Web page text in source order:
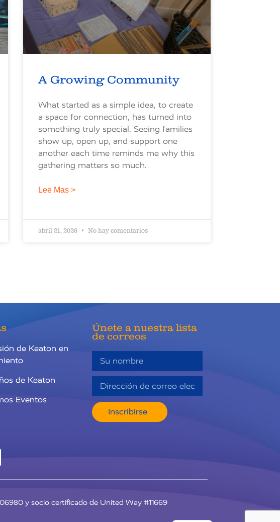
A Growing Community
What started as a simple idea, to create
a space for connection, has turned into
something truly special. Seeing families
show up, open up, and support one
another each time reminds me why this
gathering matters so much.
Lee Mas >
abril 21, 2026 No hay comentarios
de Keaton en
de Keaton
Eventos
Únete a nuestra lista
de correos
Inscribirse
y socio certificado de United Way #11669